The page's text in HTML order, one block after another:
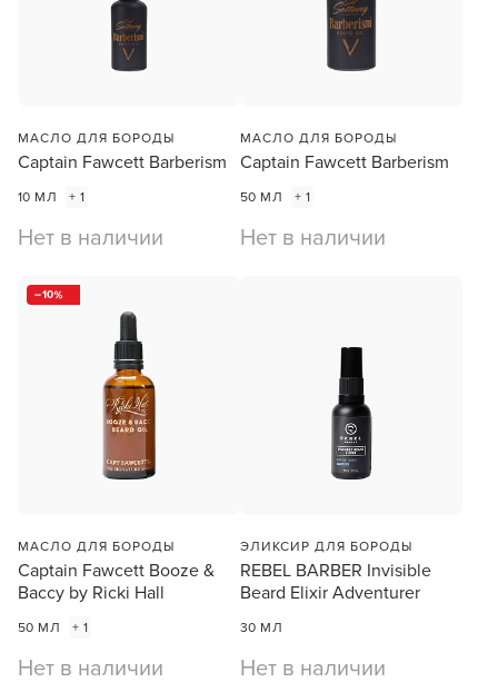
МАСЛО ДЛЯ БОРОДЫ
Captain Fawcett Barberism
10 МЛ + 1
Нет в наличии
МАСЛО ДЛЯ БОРОДЫ
Captain Fawcett Barberism
50 МЛ + 1
Нет в наличии
10
МАСЛО ДЛЯ БОРОДЫ
Captain Fawcett Booze &
Baccy by Ricki Hall
50 МЛ + 1
Нет в наличии
ЭЛИКСИР ДЛЯ БОРОДЫ
REBEL BARBER Invisible
Beard Elixir Adventurer
30 МЛ
Нет в наличии